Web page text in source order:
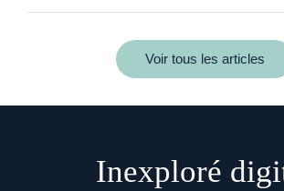
Voir tous les articles
Inexploré